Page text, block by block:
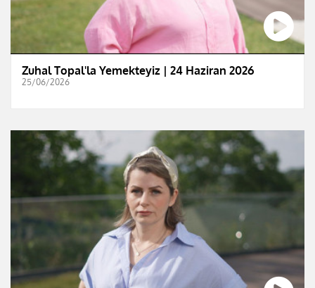
Zuhal Topal'la Yemekteyiz | 24 Haziran 2026
25/06/2026